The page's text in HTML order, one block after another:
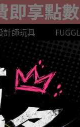
計師玩具
BE@RBRICK
HEROCROSS